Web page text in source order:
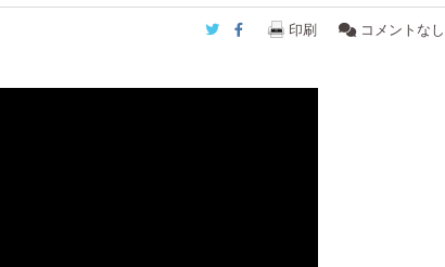
Twitter
Facebook
印刷 コメントなし